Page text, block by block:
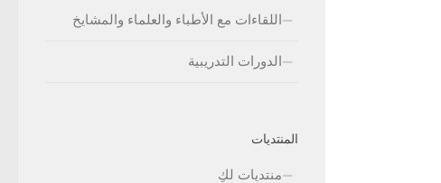
اللقاءات مع الأطباء والعلماء والمشايخ
الدورات التدريبية
المنتديات
منتديات لكِ